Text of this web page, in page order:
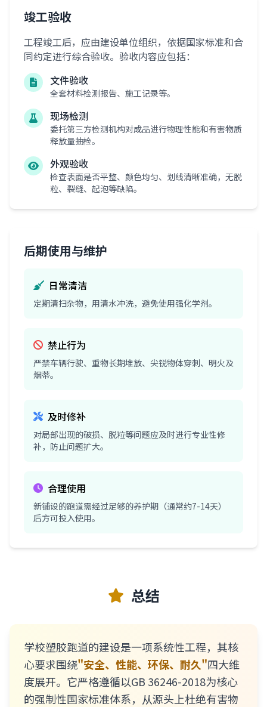
竣工验收
工程竣工后，应由建设单位组织，依据国家标准和合
同约定进行综合验收。验收内容应包括：
文件验收
全套材料检测报告、施工记录等。
现场检测
委托第三方检测机构对成品进行物理性能和有害物质
释放量抽检。
外观验收
检查表面是否平整、颜色均匀、划线清晰准确，无脱
粒、裂缝、起泡等缺陷。
后期使用与维护
日常清洁
定期清扫杂物，用清水冲洗，避免使用强化学剂。
禁止行为
严禁车辆行驶、重物长期堆放、尖锐物体穿刺、明火及
烟蒂。
及时修补
对局部出现的破损、脱粒等问题应及时进行专业性修
补，防止问题扩大。
合理使用
新铺设的跑道需经过足够的养护期（通常约7-14天）
后方可投入使用。
总结
学校塑胶跑道的建设是一项系统性工程，其核
心要求围绕"安全、性能、环保、耐久"四大维
度展开。它严格遵循以GB 36246-2018为核心
的强制性国家标准体系，从源头上杜绝有害物